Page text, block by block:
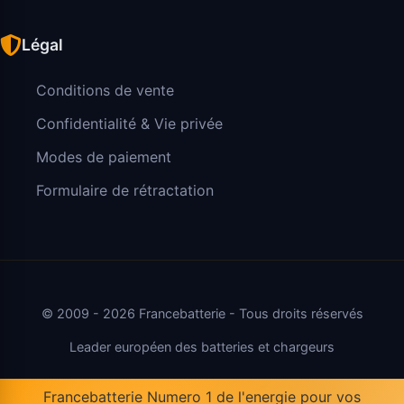
Légal
Conditions de vente
Confidentialité & Vie privée
Modes de paiement
Formulaire de rétractation
© 2009 - 2026 Francebatterie - Tous droits réservés
Leader européen des batteries et chargeurs
Francebatterie Numero 1 de l'energie pour vos